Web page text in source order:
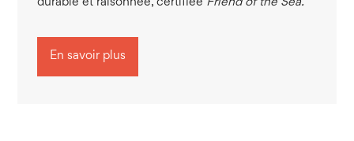
durable et raisonnée, certifiée Friend of the Sea.
En savoir plus